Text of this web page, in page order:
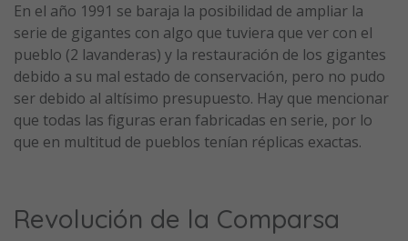
En el año 1991 se baraja la posibilidad de ampliar la
serie de gigantes con algo que tuviera que ver con el
pueblo (2 lavanderas) y la restauración de los gigantes
debido a su mal estado de conservación, pero no pudo
ser debido al altísimo presupuesto. Hay que mencionar
que todas las figuras eran fabricadas en serie, por lo
que en multitud de pueblos tenían réplicas exactas.
Revolución de la Comparsa